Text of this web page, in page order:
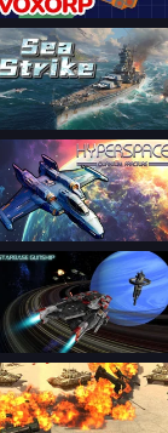
Voxorp
Sea Strike
Hyperspace: Quantum Fracture
Starbase Gunship